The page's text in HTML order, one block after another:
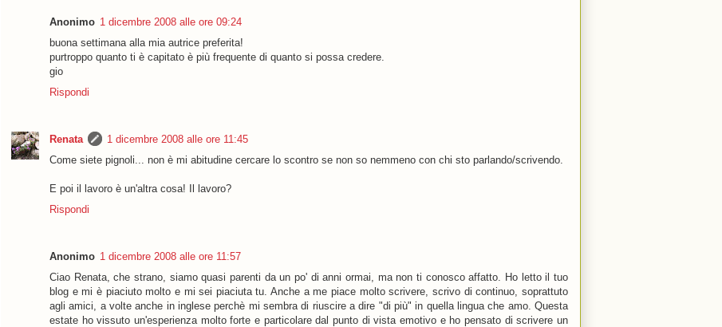
Anonimo 1 dicembre 2008 alle ore 09:24
buona settimana alla mia autrice preferita!
purtroppo quanto ti è capitato è più frequente di quanto si possa credere.
gio
Rispondi
Renata
1 dicembre 2008 alle ore 11:45
Come siete pignoli... non è mi abitudine cercare lo scontro se non so nemmeno con chi sto parlando/scrivendo.
E poi il lavoro è un'altra cosa! Il lavoro?
Rispondi
Anonimo 1 dicembre 2008 alle ore 11:57
Ciao Renata, che strano, siamo quasi parenti da un po' di anni ormai, ma non ti conosco affatto. Ho letto il tuo
blog e mi è piaciuto molto e mi sei piaciuta tu. Anche a me piace molto scrivere, scrivo di continuo, soprattuto
agli amici, a volte anche in inglese perchè mi sembra di riuscire a dire "di più" in quella lingua che amo. Questa
estate ho vissuto un'esperienza molto forte e particolare dal punto di vista emotivo e ho pensato di scrivere un